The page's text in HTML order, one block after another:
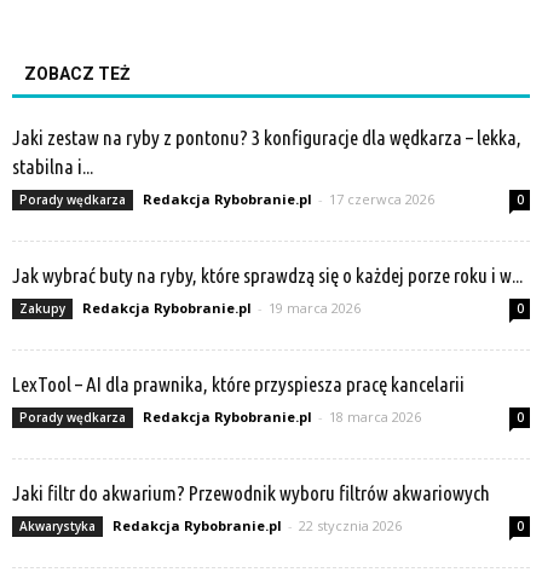
ZOBACZ TEŻ
Jaki zestaw na ryby z pontonu? 3 konfiguracje dla wędkarza – lekka,
stabilna i...
Porady wędkarza Redakcja Rybobranie.pl - 17 czerwca 2026 0
Jak wybrać buty na ryby, które sprawdzą się o każdej porze roku i w...
Zakupy Redakcja Rybobranie.pl - 19 marca 2026 0
LexTool – AI dla prawnika, które przyspiesza pracę kancelarii
Porady wędkarza Redakcja Rybobranie.pl - 18 marca 2026 0
Jaki filtr do akwarium? Przewodnik wyboru filtrów akwariowych
Akwarystyka Redakcja Rybobranie.pl - 22 stycznia 2026 0